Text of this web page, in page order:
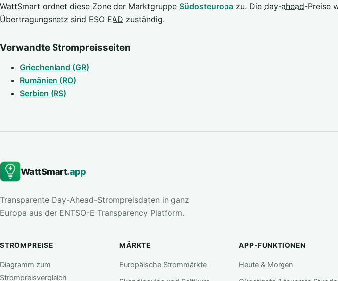
WattSmart ordnet diese Zone der Marktgruppe Südosteuropa zu. Die day-ahead-Preise
Übertragungsnetz sind ESO EAD zuständig.
Verwandte Strompreisseiten
Griechenland (GR)
Rumänien (RO)
Serbien (RS)
WattSmart.app
Transparente Day-Ahead-Strompreisdaten in ganz
Europa aus der ENTSO-E Transparency Platform.
STROMPREISE
Diagramm zum
Strompreisvergleich
MÄRKTE
Europäische Strommärkte
APP-FUNKTIONEN
Heute & Morgen